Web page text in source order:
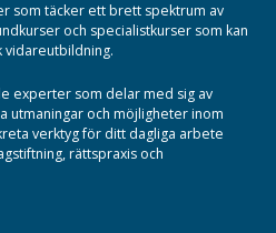
som täcker ett brett spektrum av
och specialistkurser som kan
vidareutbildning.
experter som delar med sig av
utmaningar och möjligheter inom
verktyg för ditt dagliga arbete
rättspraxis och